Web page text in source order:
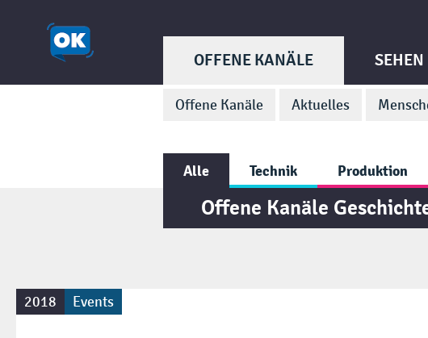
OFFENE KANÄLE
Offene Kanäle Aktuelles
SEHEN
Alle Technik Produktion
Offene Kanäle
2018 Events